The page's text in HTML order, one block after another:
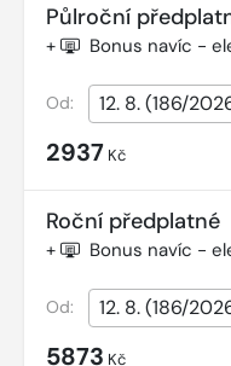
Půlroční
+ Bonus navíc -
Od:
2937 Kč
Roční předplatné
+ Bonus navíc -
Od:
5873 Kč